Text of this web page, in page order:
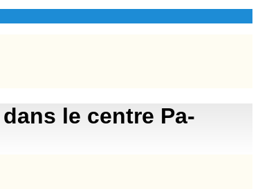
le centre Pa-